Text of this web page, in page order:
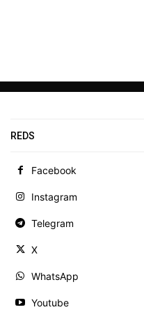
REDS
Facebook
Instagram
Telegram
X
WhatsApp
Youtube